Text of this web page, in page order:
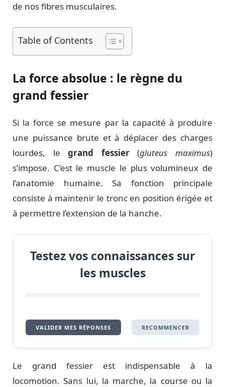
de nos fibres musculaires.
Table of Contents
La force absolue : le règne du
grand fessier
Si la force se mesure par la capacité à produire
une puissance brute et à déplacer des charges
lourdes, legrand fessier(gluteus maximus)
s’impose. C’est le muscle le plus volumineux de
l’anatomie humaine. Sa fonction principale
consiste à maintenir le tronc en position érigée et
à permettre l’extension de la hanche.
Testez vos connaissances sur
les muscles
VALIDER MES RÉPONSES RECOMMENCER
Le grand fessier est indispensable à la
locomotion. Sans lui, la marche, la course ou la